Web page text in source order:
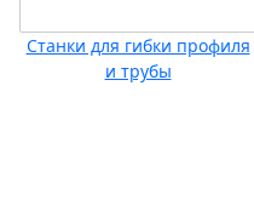
Станки для гибки профиля
и трубы